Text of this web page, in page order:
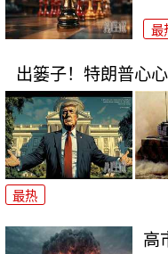
最
出篓子！特朗普心
最热
高